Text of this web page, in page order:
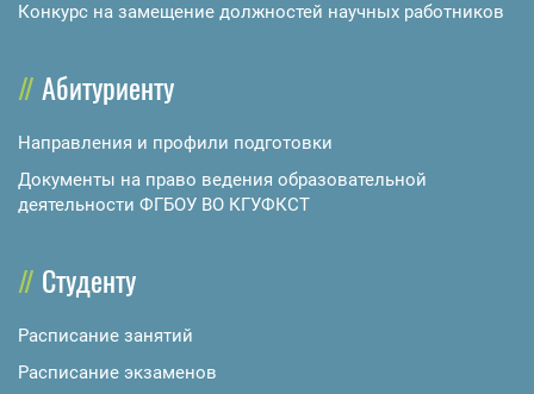
Конкурс на замещение должностей научных работников
Абитуриенту
Направления и профили подготовки
Документы на право ведения образовательной
деятельности ФГБОУ ВО КГУФКСТ
Студенту
Расписание занятий
Расписание экзаменов